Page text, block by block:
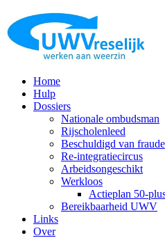
Home
Hulp
Dossiers
Nationale ombudsman
Rijscholenleed
Beschuldigd van fraude
Re-integratiecircus
Arbeidsongeschikt
Werkloos
Actieplan 50-
Bereikbaarheid UWV
Links
Over